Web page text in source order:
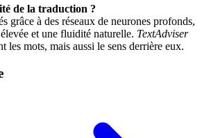
de la traduction ?
grâce à des réseaux de neurones profonds,
et une fluidité naturelle. TextAdviser
les mots, mais aussi le sens derrière eux.